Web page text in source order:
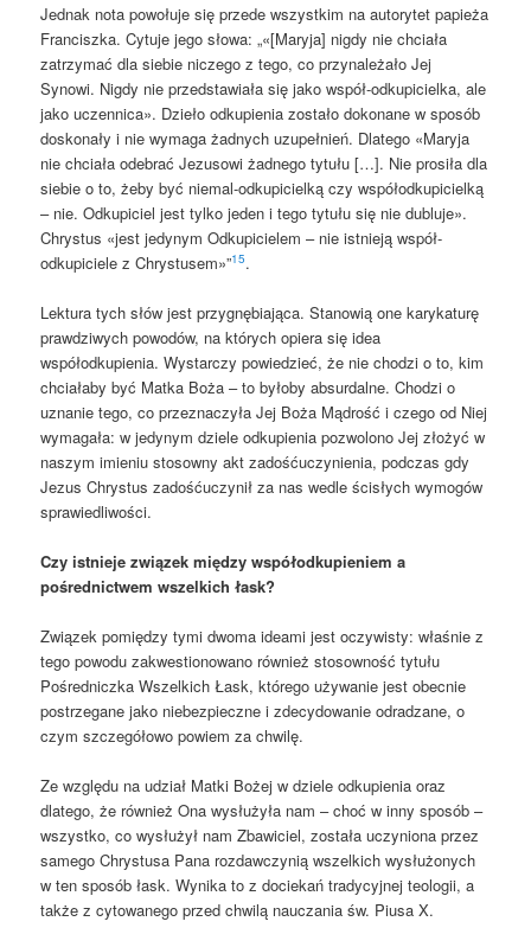
Jednak nota powołuje się przede wszystkim na autorytet papieża
Franciszka. Cytuje jego słowa: „«[Maryja] nigdy nie chciała
zatrzymać dla siebie niczego z tego, co przynależało Jej
Synowi. Nigdy nie przedstawiała się jako współ-odkupicielka, ale
jako uczennica». Dzieło odkupienia zostało dokonane w sposób
doskonały i nie wymaga żadnych uzupełnień. Dlatego «Maryja
nie chciała odebrać Jezusowi żadnego tytułu […]. Nie prosiła dla
siebie o to, żeby być niemal-odkupicielką czy współodkupicielką
– nie. Odkupiciel jest tylko jeden i tego tytułu się nie dubluje».
Chrystus «jest jedynym Odkupicielem – nie istnieją współ-
odkupiciele z Chrystusem»”15.
Lektura tych słów jest przygnębiająca. Stanowią one karykaturę
prawdziwych powodów, na których opiera się idea
współodkupienia. Wystarczy powiedzieć, że nie chodzi o to, kim
chciałaby być Matka Boża – to byłoby absurdalne. Chodzi o
uznanie tego, co przeznaczyła Jej Boża Mądrość i czego od Niej
wymagała: w jedynym dziele odkupienia pozwolono Jej złożyć w
naszym imieniu stosowny akt zadośćuczynienia, podczas gdy
Jezus Chrystus zadośćuczynił za nas wedle ścisłych wymogów
sprawiedliwości.
Czy istnieje związek między współodkupieniem a
pośrednictwem wszelkich łask?
Związek pomiędzy tymi dwoma ideami jest oczywisty: właśnie z
tego powodu zakwestionowano również stosowność tytułu
Pośredniczka Wszelkich Łask, którego używanie jest obecnie
postrzegane jako niebezpieczne i zdecydowanie odradzane, o
czym szczegółowo powiem za chwilę.
Ze względu na udział Matki Bożej w dziele odkupienia oraz
dlatego, że również Ona wysłużyła nam – choć w inny sposób –
wszystko, co wysłużył nam Zbawiciel, została uczyniona przez
samego Chrystusa Pana rozdawczynią wszelkich wysłużonych
w ten sposób łask. Wynika to z dociekań tradycyjnej teologii, a
także z cytowanego przed chwilą nauczania św. Piusa X.